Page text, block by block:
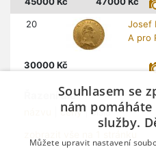
20
Josef
A pro
30000 Kč
Řazení dle
ceny| čísla
Souhlasem se
nám
služby.
Můžete upravit nastavení